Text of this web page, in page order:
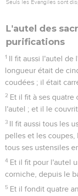
Seuls les Évangiles sont
L'autel des
purifications
1 Il fit aussi l'autel de
longueur était de
coudées ; il était
2 Et il fit à ses quatre
l'autel ; et il le couvrit
3 Il fit aussi tous les
pelles et les
tous ses ustensiles
4 Et il fit pour l'autel
corniche, depuis le
5 Et il fondit quatre